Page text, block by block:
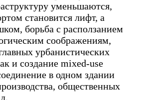
уменьшаются,
становится лифт, а
борьба с расползанием
соображениям,
урбанистических
и создание mixed-use
в одном здании
общественных